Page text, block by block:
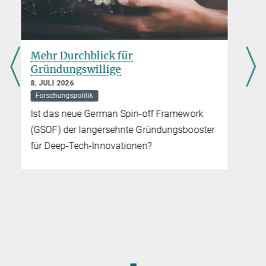
Partnern neu denkt – und welche Rolle etablierte Instrumente wie
die Max-Planck-Partnergruppen sowie neue Programme wie
ARTEMIS und Bridging Minds dabei spielen
„Wissenschaft gedeiht in Gemeinschaft“
10. FEBRUAR 2026
Seit September 2025 leitet Geoffrey Andama die Max-Planck-
Humboldt-Forschungsgruppe an der
Muni University in Uganda. Die neue Gruppe widmet sich dem
Aufbau der Astrophysik und
Rice University und Max-Planck-
Gesellschaft gründen Partnerschaft
für Quantenmaterialien
7. JULI 2026
Quantenphysik
Mit der „Quantum Materials – Rice and Max
Planck Partnership“ stärken sie die